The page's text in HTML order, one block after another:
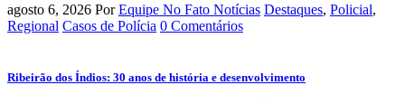
agosto 6, 2026 Por Equipe No Fato Notícias Destaques, Policial,
Regional Casos de Polícia 0 Comentários
Ribeirão dos Índios: 30 anos de história e desenvolvimento